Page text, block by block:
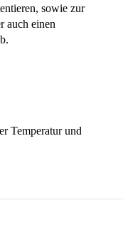
sowie zur
auch einen
Temperatur und